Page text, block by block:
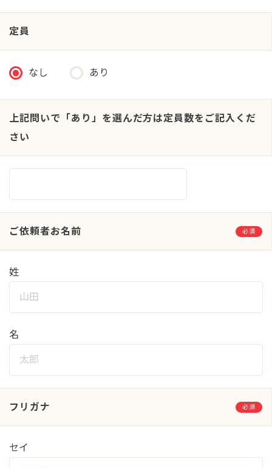
定員
なし あり
上記問いで「あり」を選んだ方は定員数をご記入くだ
さい
ご依頼者お名前 必須
姓
名
フリガナ 必須
セイ